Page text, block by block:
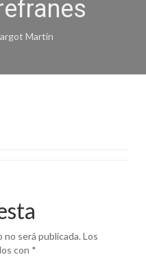
Martín
será publicada.Los
con *